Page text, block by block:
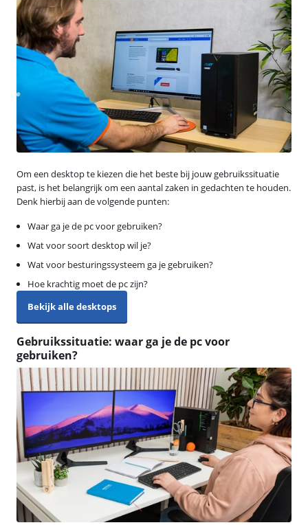
Om een desktop te kiezen die het beste bij jouw gebruikssituatie
past, is het belangrijk om een aantal zaken in gedachten te houden.
Denk hierbij aan de volgende punten:
Waar ga je de pc voor gebruiken?
Wat voor soort desktop wil je?
Wat voor besturingssysteem ga je gebruiken?
Hoe krachtig moet de pc zijn?
Bekijk alle desktops
Gebruikssituatie: waar ga je de pc voor
gebruiken?